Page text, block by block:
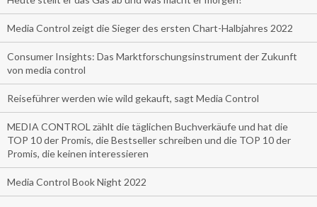
Media Control zeigt die Sieger des ersten Chart-Halbjahres 2022
Consumer Insights: Das Marktforschungsinstrument der Zukunft
von media control
Reiseführer werden wie wild gekauft, sagt Media Control
MEDIA CONTROL zählt die täglichen Buchverkäufe und hat die
TOP 10 der Promis, die Bestseller schreiben und die TOP 10 der
Promis, die keinen interessieren
Media Control Book Night 2022